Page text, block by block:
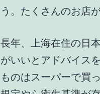
う。たくさんのお店
長年、上海在住の日
がいいとアドバイス
ものはスーパーで買